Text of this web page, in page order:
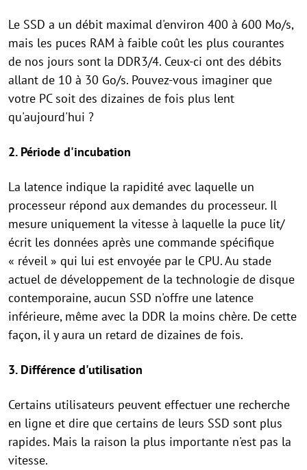
Le SSD a un débit maximal d'environ 400 à 600 Mo/s,
mais les puces RAM à faible coût les plus courantes
de nos jours sont la DDR3/4. Ceux-ci ont des débits
allant de 10 à 30 Go/s. Pouvez-vous imaginer que
votre PC soit des dizaines de fois plus lent
qu'aujourd'hui ?
2. Période d'incubation
La latence indique la rapidité avec laquelle un
processeur répond aux demandes du processeur. Il
mesure uniquement la vitesse à laquelle la puce lit/
écrit les données après une commande spécifique
« réveil » qui lui est envoyée par le CPU. Au stade
actuel de développement de la technologie de disque
contemporaine, aucun SSD n'offre une latence
inférieure, même avec la DDR la moins chère. De cette
façon, il y aura un retard de dizaines de fois.
3. Différence d'utilisation
Certains utilisateurs peuvent effectuer une recherche
en ligne et dire que certains de leurs SSD sont plus
rapides. Mais la raison la plus importante n'est pas la
vitesse.